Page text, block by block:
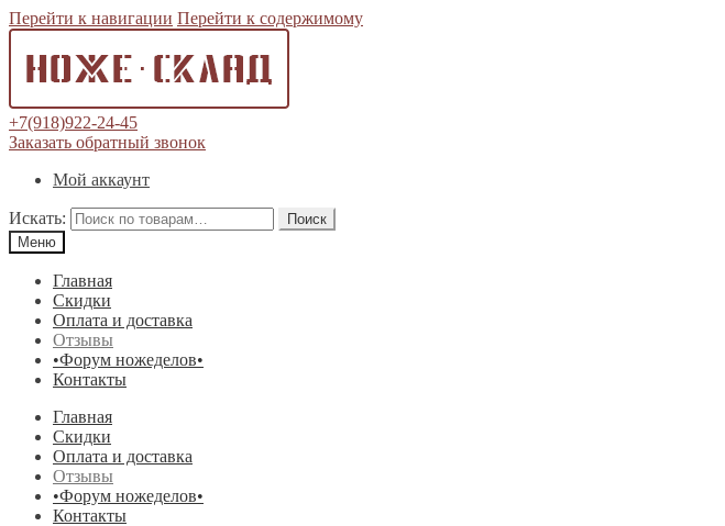
Перейти к навигации Перейти к содержимому
+7(918)922-24-45
Заказать обратный звонок
Мой аккаунт
Искать:
Поиск
Меню
Главная
Скидки
Оплата и доставка
Отзывы
•Форум ножеделов•
Контакты
Главная
Скидки
Оплата и доставка
Отзывы
•Форум ножеделов•
Контакты